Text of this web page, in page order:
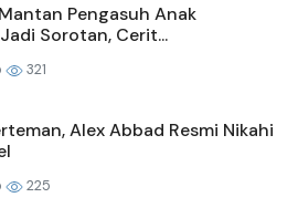
Pengasuh Anak
Sorotan, Cerit...
321
Alex Abbad Resmi Nikahi
225